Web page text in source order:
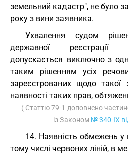
земельний кадастр", не було
року з вини заявника.
Ухвалення судом
державної реєстрації
допускається виключно з
таким рішенням усіх
зареєстрованих щодо такої
наявності таких прав,
( Статтю 79-1 доповнено
із Законом № 340-IX
14. Наявність обмежень у
тому числі червоних ліній, в